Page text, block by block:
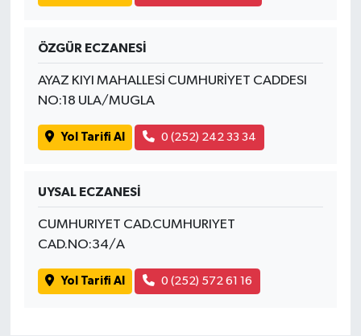
ÖZGÜR ECZANESİ
AYAZ KIYI MAHALLESİ CUMHURİYET CADDESI
NO:18 ULA/MUGLA
Yol Tarifi Al 0 (252) 242 33 34
UYSAL ECZANESİ
CUMHURIYET CAD.CUMHURIYET
CAD.NO:34/A
Yol Tarifi Al 0 (252) 572 61 16